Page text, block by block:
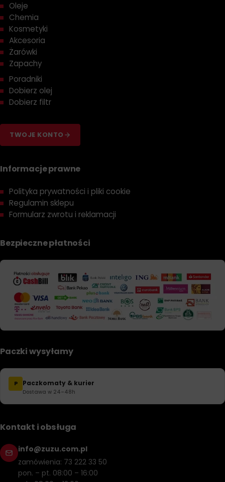
Oleje
Chemia
Kosmetyki
Akcesoria
Żarówki
Zapachy
Poradniki
Dobierz olej
Dobierz filtr
TWOJE KONTO
Informacje prawne
Polityka prywatności i pliki cookie
Regulamin sklepu
Formularz zwrotu i reklamacji
Bezpieczne płatności
Paczki wysyłamy
P Paczkomaty & kurier
Dostawa w 24–48h
Kontakt i obsługa
info@zuzu.com.pl
zamówienia: 73 222 33 50
pon. – pt. 08:00 – 16:00